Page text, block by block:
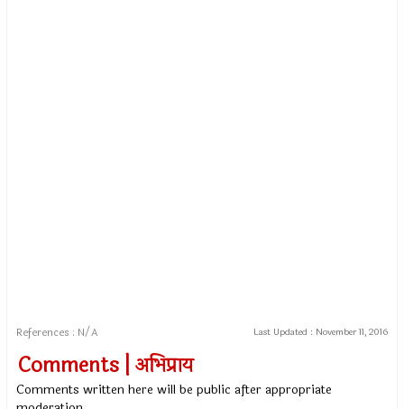
References : N/A Last Updated : November 11, 2016
Comments | अभिप्राय
Comments written here will be public after appropriate